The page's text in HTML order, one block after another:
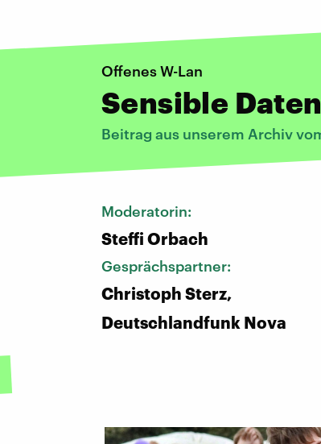
Offenes W-Lan
Sensible
Beitrag aus unserem Archiv
Moderatorin:
Steffi Orbach
Gesprächspartner:
Christoph Sterz,
Deutschlandfunk Nova